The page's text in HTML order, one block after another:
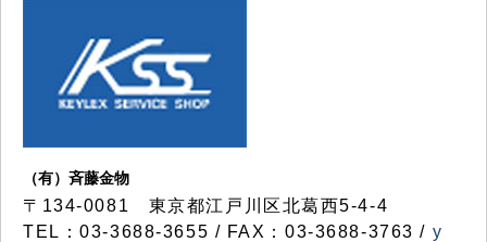
（有）斉藤金物
〒134-0081 東京都江戸川区北葛西5-4-4
TEL：03-3688-3655 / FAX：03-3688-3763 / y